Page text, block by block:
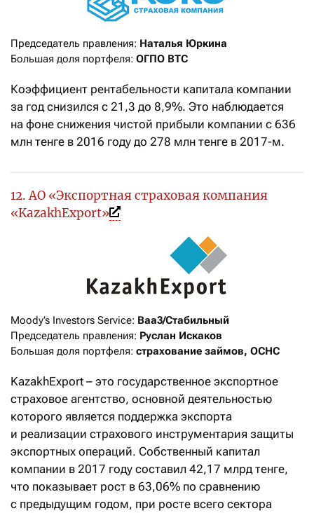
Председатель правления: Наталья Юркина
Большая доля портфеля: ОГПО ВТС
Коэффициент рентабельности капитала компании
за год снизился с 21,3 до 8,9%. Это наблюдается
на фоне снижения чистой прибыли компании с 636
млн тенге в 2016 году до 278 млн тенге в 2017-м.
12. АО «Экспортная страховая компания
«KazakhExport»
Moody’s Investors Service: Ваа3/Стабильный
Председатель правления: Руслан Искаков
Большая доля портфеля: страхование займов, ОСНС
KazakhExport – это государственное экспортное
страховое агентство, основной деятельностью
которого является поддержка экспорта
и реализации страхового инструментария защиты
экспортных операций. Собственный капитал
компании в 2017 году составил 42,17 млрд тенге,
что показывает рост в 63,06% по сравнению
с предыдущим годом, при росте всего сектора